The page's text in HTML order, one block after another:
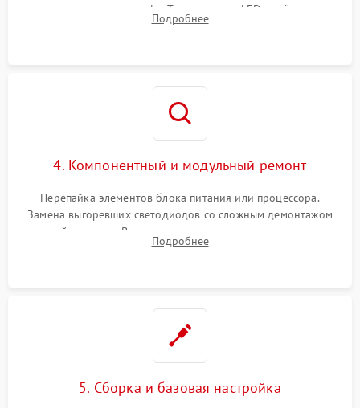
помощью осциллографа. Тестирование LED-драйвера и
светодиодных планок подсветки мультиметром.
Подробнее
4. Компонентный и модульный ремонт
Перепайка элементов блока питания или процессора.
Замена выгоревших светодиодов со сложным демонтажом
хрупкой матрицы. Восстановление поврежденных дорожек,
прошивка микросхем памяти EEPROM
Подробнее
5. Сборка и базовая настройка